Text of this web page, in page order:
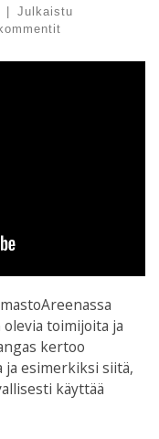
Julkaistu
olevia toimijoita ja
kertoo
esimerkiksi siitä,
käyttää